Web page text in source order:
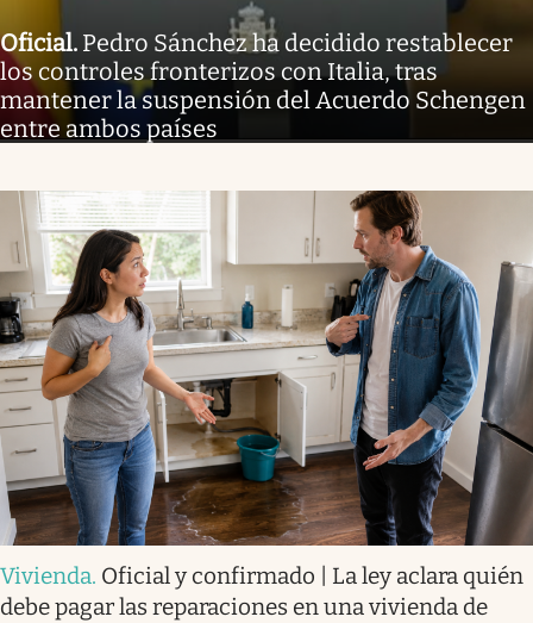
Oficial. Pedro Sánchez ha decidido restablecer
los controles fronterizos con Italia, tras
mantener la suspensión del Acuerdo Schengen
entre ambos países
Vivienda. Oficial y confirmado | La ley aclara quién
debe pagar las reparaciones en una vivienda de